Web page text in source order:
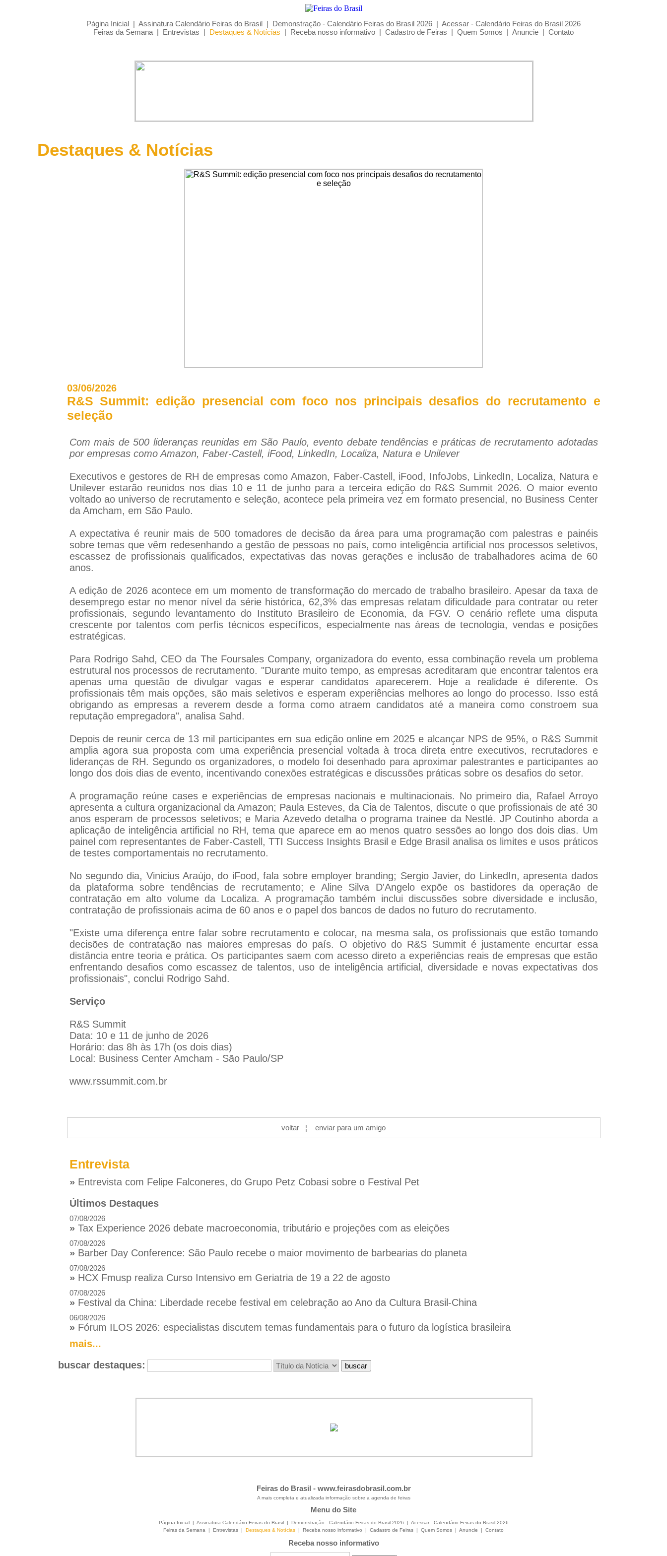
Página Inicial | Assinatura Calendário Feiras do Brasil | Demonstração - Calendário Feiras do Brasil 2026 | Acessar - Calendário Feiras do Brasil 2026
Feiras da Semana | Entrevistas | Destaques & Notícias | Receba nosso informativo | Cadastro de Feiras | Quem Somos | Anuncie | Contato
Destaques & Notícias
03/06/2026
R&S Summit: edição presencial com foco nos principais desafios do recrutamento e
seleção
Com mais de 500 lideranças reunidas em São Paulo, evento debate tendências e práticas de recrutamento adotadas
por empresas como Amazon, Faber-Castell, iFood, LinkedIn, Localiza, Natura e Unilever
Executivos e gestores de RH de empresas como Amazon, Faber-Castell, iFood, InfoJobs, LinkedIn, Localiza, Natura e
Unilever estarão reunidos nos dias 10 e 11 de junho para a terceira edição do R&S Summit 2026. O maior evento
voltado ao universo de recrutamento e seleção, acontece pela primeira vez em formato presencial, no Business Center
da Amcham, em São Paulo.
A expectativa é reunir mais de 500 tomadores de decisão da área para uma programação com palestras e painéis
sobre temas que vêm redesenhando a gestão de pessoas no país, como inteligência artificial nos processos seletivos,
escassez de profissionais qualificados, expectativas das novas gerações e inclusão de trabalhadores acima de 60
anos.
A edição de 2026 acontece em um momento de transformação do mercado de trabalho brasileiro. Apesar da taxa de
desemprego estar no menor nível da série histórica, 62,3% das empresas relatam dificuldade para contratar ou reter
profissionais, segundo levantamento do Instituto Brasileiro de Economia, da FGV. O cenário reflete uma disputa
crescente por talentos com perfis técnicos específicos, especialmente nas áreas de tecnologia, vendas e posições
estratégicas.
Para Rodrigo Sahd, CEO da The Foursales Company, organizadora do evento, essa combinação revela um problema
estrutural nos processos de recrutamento. "Durante muito tempo, as empresas acreditaram que encontrar talentos era
apenas uma questão de divulgar vagas e esperar candidatos aparecerem. Hoje a realidade é diferente. Os
profissionais têm mais opções, são mais seletivos e esperam experiências melhores ao longo do processo. Isso está
obrigando as empresas a reverem desde a forma como atraem candidatos até a maneira como constroem sua
reputação empregadora", analisa Sahd.
Depois de reunir cerca de 13 mil participantes em sua edição online em 2025 e alcançar NPS de 95%, o R&S Summit
amplia agora sua proposta com uma experiência presencial voltada à troca direta entre executivos, recrutadores e
lideranças de RH. Segundo os organizadores, o modelo foi desenhado para aproximar palestrantes e participantes ao
longo dos dois dias de evento, incentivando conexões estratégicas e discussões práticas sobre os desafios do setor.
A programação reúne cases e experiências de empresas nacionais e multinacionais. No primeiro dia, Rafael Arroyo
apresenta a cultura organizacional da Amazon; Paula Esteves, da Cia de Talentos, discute o que profissionais de até 30
anos esperam de processos seletivos; e Maria Azevedo detalha o programa trainee da Nestlé. JP Coutinho aborda a
aplicação de inteligência artificial no RH, tema que aparece em ao menos quatro sessões ao longo dos dois dias. Um
painel com representantes de Faber-Castell, TTI Success Insights Brasil e Edge Brasil analisa os limites e usos práticos
de testes comportamentais no recrutamento.
No segundo dia, Vinicius Araújo, do iFood, fala sobre employer branding; Sergio Javier, do LinkedIn, apresenta dados
da plataforma sobre tendências de recrutamento; e Aline Silva D'Angelo expõe os bastidores da operação de
contratação em alto volume da Localiza. A programação também inclui discussões sobre diversidade e inclusão,
contratação de profissionais acima de 60 anos e o papel dos bancos de dados no futuro do recrutamento.
"Existe uma diferença entre falar sobre recrutamento e colocar, na mesma sala, os profissionais que estão tomando
decisões de contratação nas maiores empresas do país. O objetivo do R&S Summit é justamente encurtar essa
distância entre teoria e prática. Os participantes saem com acesso direto a experiências reais de empresas que estão
enfrentando desafios como escassez de talentos, uso de inteligência artificial, diversidade e novas expectativas dos
profissionais", conclui Rodrigo Sahd.
Serviço
R&S Summit
Data: 10 e 11 de junho de 2026
Horário: das 8h às 17h (os dois dias)
Local: Business Center Amcham - São Paulo/SP
www.rssummit.com.br
voltar ¦ enviar para um amigo
Entrevista
» Entrevista com Felipe Falconeres, do Grupo Petz Cobasi sobre o Festival Pet
Últimos Destaques
07/08/2026
» Tax Experience 2026 debate macroeconomia, tributário e projeções com as eleições
07/08/2026
» Barber Day Conference: São Paulo recebe o maior movimento de barbearias do planeta
07/08/2026
» HCX Fmusp realiza Curso Intensivo em Geriatria de 19 a 22 de agosto
07/08/2026
» Festival da China: Liberdade recebe festival em celebração ao Ano da Cultura Brasil-China
06/08/2026
» Fórum ILOS 2026: especialistas discutem temas fundamentais para o futuro da logística brasileira
mais...
buscar destaques:
Feiras do Brasil - www.feirasdobrasil.com.br
A mais completa e atualizada informação sobre a agenda de feiras
Menu do Site
Página Inicial | Assinatura Calendário Feiras do Brasil | Demonstração - Calendário Feiras do Brasil 2026 | Acessar - Calendário Feiras do Brasil 2026
Feiras da Semana
| Entrevistas | Destaques & Notícias | Receba nosso informativo | Cadastro de Feiras | Quem Somos | Anuncie | Contato
Receba nosso informativo